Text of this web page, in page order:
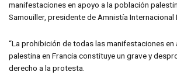
manifestaciones en apoyo a la población
Samouiller, presidente de Amnistía Internacional
“La prohibición de todas las manifestaciones en
palestina en Francia constituye un grave y
derecho a la protesta.